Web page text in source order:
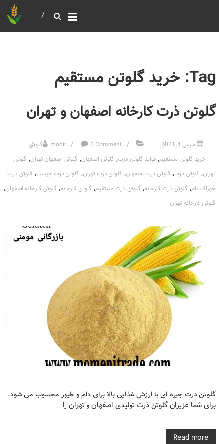
Tag: خرید گلوتن مستقیم
گلوتن ذرت کارخانه اصفهان و تهران
مارس 4, 2021 modir 0 Comment
گلوتن
خرید گلوتن مستقیم, فواید گلوتن ذرت, گلوتن اصفهان, گلوتن اصفهان تهران, گلوتن
تهران, گلوتن ذرت, گلوتن ذرت اصفهان, گلوتن ذرت تهران, گلوتن ذرت چیست, گلوتن ذرت
خوراک دام, گلوتن ذرت کارخانه, گلوتن ذرت مستقیم, گلوتن کارخانه, گلوتن کارخانه اصفهان,
گلوتن کارخانه تهران
گلوتن ذرت جیره ای با ارزش غذایی بالا برای دام و طیور محسوب می شود.
برای شما عزیزان گلوتن ذرت تولیدی اصفهان و تهران را
Read more